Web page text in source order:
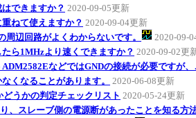
できますか？ 2020-09-05更新
ねて使えますか？ 2020-09-04更新
周辺回路がよくわからないです。
2020-09-
ら1MHzより速くできますか？ 2020-09-02更
ADM2582EなどではGNDの接続が必要ですが
くなることがあります。
2020-06-08更新
うかの判定チェックリスト 2020-05-24更新
、スレーブ側の電源断があったことを知る方